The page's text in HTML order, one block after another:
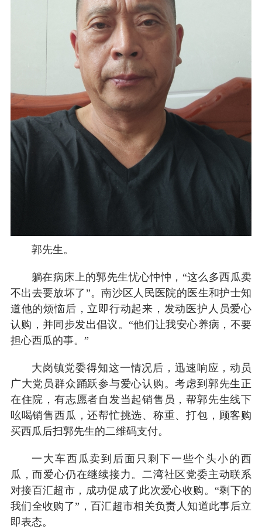
郭先生。
躺在病床上的郭先生忧心忡忡，“这么多西瓜卖
不出去要放坏了”。南沙区人民医院的医生和护士知
道他的烦恼后，立即行动起来，发动医护人员爱心
认购，并同步发出倡议。“他们让我安心养病，不要
担心西瓜的事。”
大岗镇党委得知这一情况后，迅速响应，动员
广大党员群众踊跃参与爱心认购。考虑到郭先生正
在住院，有志愿者自发当起销售员，帮郭先生线下
吆喝销售西瓜，还帮忙挑选、称重、打包，顾客购
买西瓜后扫郭先生的二维码支付。
一大车西瓜卖到后面只剩下一些个头小的西
瓜，而爱心仍在继续接力。二湾社区党委主动联系
对接百汇超市，成功促成了此次爱心收购。“剩下的
我们全收购了”，百汇超市相关负责人知道此事后立
即表态。